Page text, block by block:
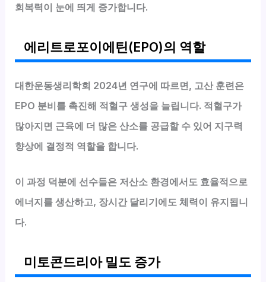
회복력이 눈에 띄게 증가합니다.
에리트로포이에틴(EPO)의 역할
대한운동생리학회 2024년 연구에 따르면, 고산 훈련은
EPO 분비를 촉진해 적혈구 생성을 늘립니다. 적혈구가
많아지면 근육에 더 많은 산소를 공급할 수 있어 지구력
향상에 결정적 역할을 합니다.
이 과정 덕분에 선수들은 저산소 환경에서도 효율적으로
에너지를 생산하고, 장시간 달리기에도 체력이 유지됩니
다.
미토콘드리아 밀도 증가